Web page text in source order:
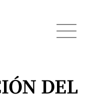
DEL